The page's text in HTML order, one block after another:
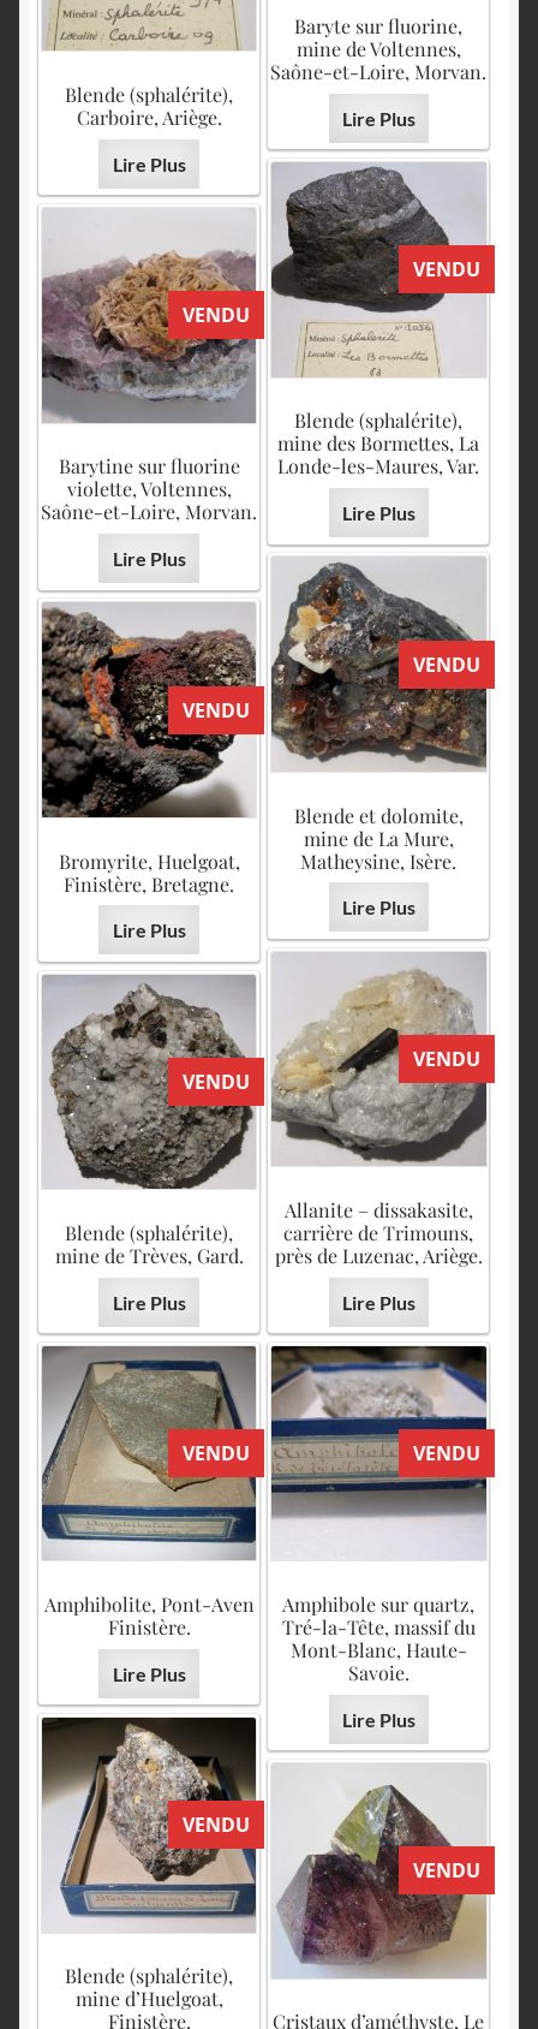
Baryte sur fluorine,
mine de Voltennes,
Saône-et-Loire, Morvan.
Lire Plus
Blende (sphalérite),
Carboire, Ariège.
Lire Plus
VENDU
Blende (sphalérite),
mine des Bormettes, La
Londe-les-Maures, Var.
Lire Plus
VENDU
Barytine sur fluorine
violette, Voltennes,
Saône-et-Loire, Morvan.
Lire Plus
VENDU
Blende et dolomite,
mine de La Mure,
Matheysine, Isère.
Lire Plus
VENDU
Bromyrite, Huelgoat,
Finistère, Bretagne.
Lire Plus
VENDU
Allanite – dissakasite,
carrière de Trimouns,
près de Luzenac, Ariège.
Lire Plus
VENDU
Blende (sphalérite),
mine de Trèves, Gard.
Lire Plus
VENDU
Amphibolite, Pont-Aven
Finistère.
Lire Plus
VENDU
Amphibole sur quartz,
Tré-la-Tête, massif du
Mont-Blanc, Haute-
Savoie.
Lire Plus
VENDU
Blende (sphalérite),
mine d’Huelgoat,
Finistère.
VENDU
Cristaux d’améthyste, Le